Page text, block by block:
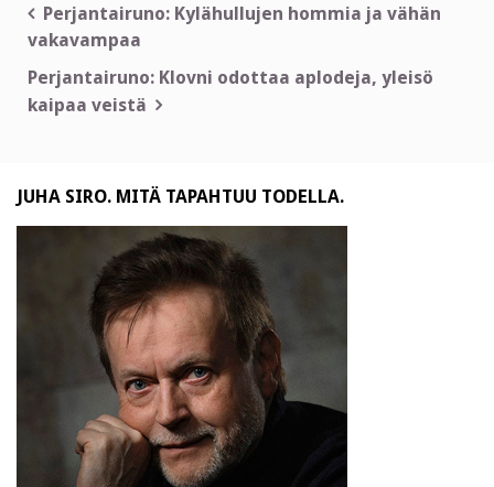
Artikkelien
selaus
Perjantairuno: Kylähullujen hommia ja vähän
vakavampaa
Perjantairuno: Klovni odottaa aplodeja, yleisö
kaipaa veistä
JUHA SIRO. MITÄ TAPAHTUU TODELLA.